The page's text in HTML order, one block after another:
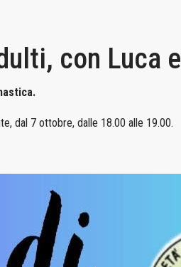
con Luca
dal 7 ottobre, dalle 18.00 alle 19.00.